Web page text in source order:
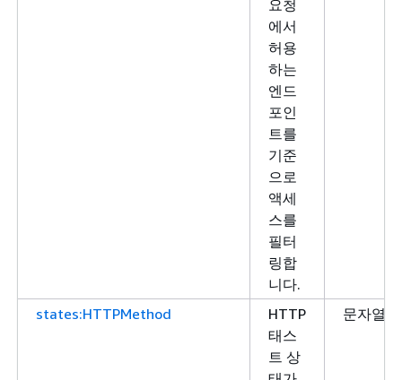
요청
에서
허용
하는
엔드
포인
트를
기준
으로
액세
스를
필터
링합
니다.
states:HTTPMethod
HTTP
태스
트 상
문자열